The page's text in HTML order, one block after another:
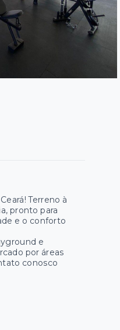
Terreno à
pronto para
e o conforto
e
por áreas
conosco